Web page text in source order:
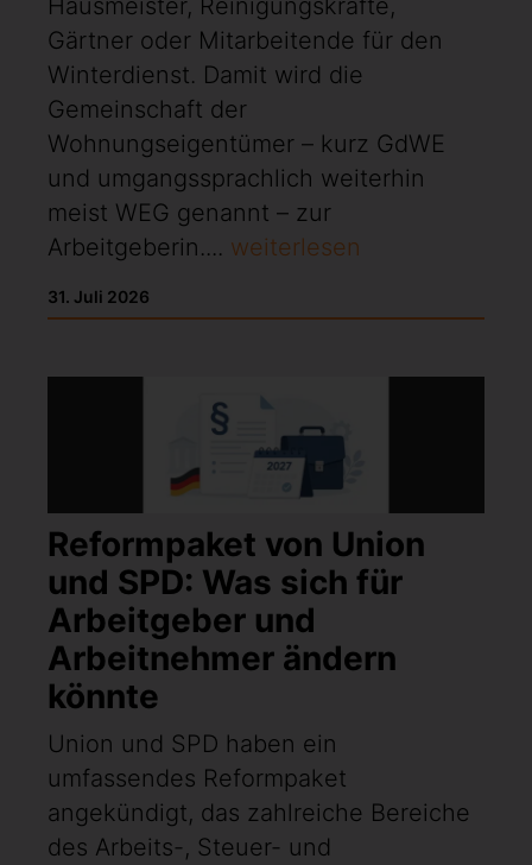
Gärtner oder Mitarbeitende für den
Winterdienst. Damit wird die
Gemeinschaft der
Wohnungseigentümer – kurz GdWE
und umgangssprachlich weiterhin
meist WEG genannt – zur
Arbeitgeberin.... weiterlesen
31. Juli 2026
Reformpaket von Union
und SPD: Was sich für
Arbeitgeber und
Arbeitnehmer ändern
könnte
Union und SPD haben ein
umfassendes Reformpaket
angekündigt, das zahlreiche Bereiche
des Arbeits-, Steuer- und